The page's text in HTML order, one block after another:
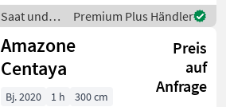
Einscheibenschar Rotec
Control 25 Tiefenführung
Exaktstriegel bis
Saat und
Pflege /
Amazone
Premium Plus Händler
Amazone
Centaya
Preis
auf
Anfrage
Bj. 2020 1 h
300 cm